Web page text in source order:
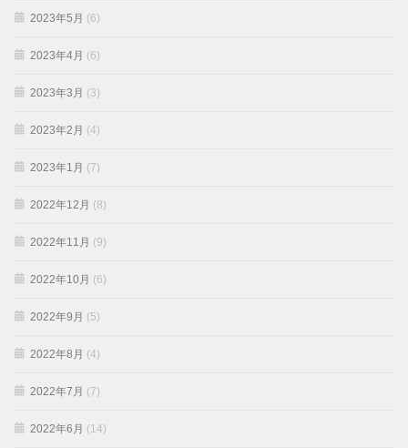
2023年5月 (6)
2023年4月 (6)
2023年3月 (3)
2023年2月 (4)
2023年1月 (7)
2022年12月 (8)
2022年11月 (9)
2022年10月 (6)
2022年9月 (5)
2022年8月 (4)
2022年7月 (7)
2022年6月 (14)